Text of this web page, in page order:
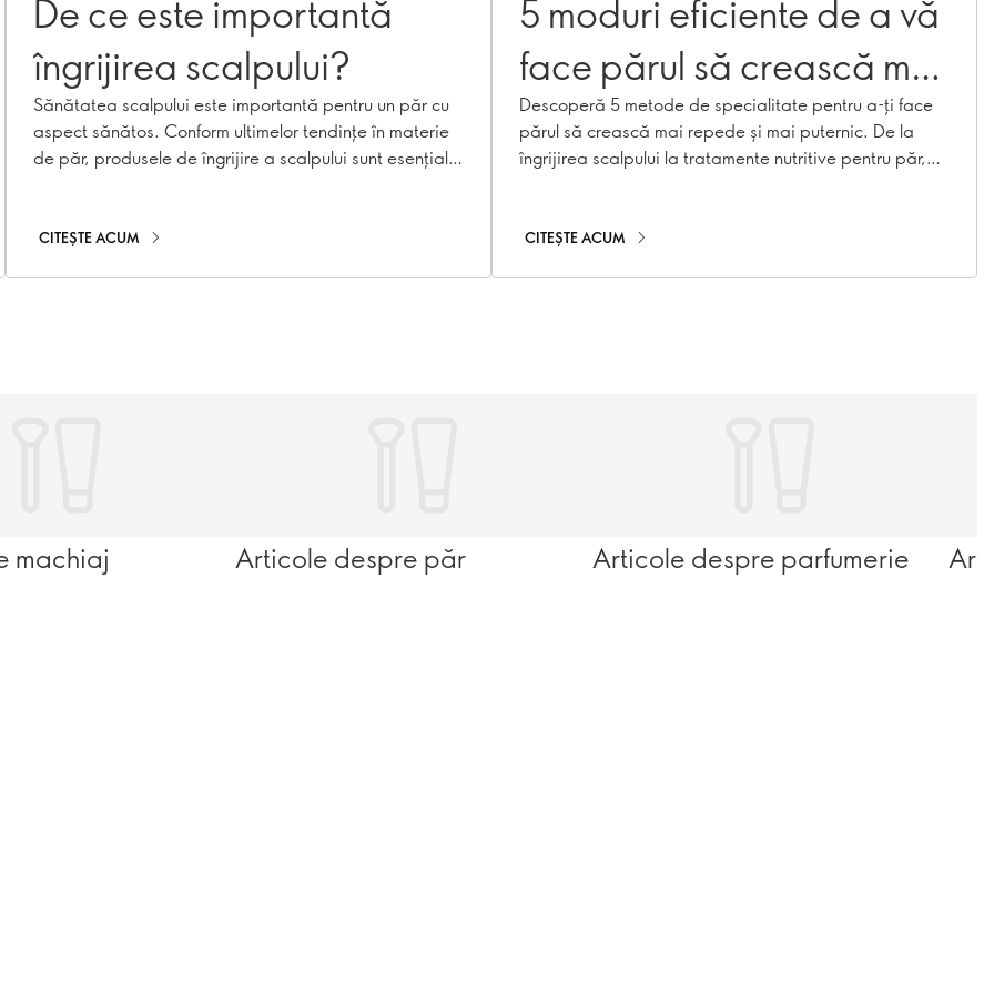
De ce este importantă
îngrijirea scalpului?
Sănătatea scalpului este importantă pentru un păr cu
aspect sănătos. Conform ultimelor tendințe în materie
de păr, produsele de îngrijire a scalpului sunt esențiale
CITEȘTE ACUM
5 moduri eficiente de a vă
face părul să crească mai
repede și mai puternic
Descoperă 5 metode de specialitate pentru a-ți face
părul să crească mai repede și mai puternic. De la
îngrijirea scalpului la tratamente nutritive pentru păr,
CITEȘTE ACUM
machiaj Articole despre păr Articole despre parfumerie